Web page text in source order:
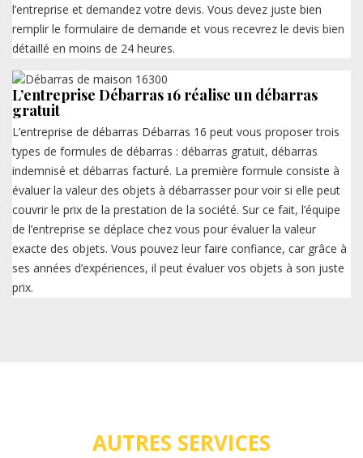
l’entreprise et demandez votre devis. Vous devez juste bien
remplir le formulaire de demande et vous recevrez le devis bien
détaillé en moins de 24 heures.
L’entreprise Débarras 16 réalise un débarras
gratuit
L’entreprise de débarras Débarras 16 peut vous proposer trois
types de formules de débarras : débarras gratuit, débarras
indemnisé et débarras facturé. La première formule consiste à
évaluer la valeur des objets à débarrasser pour voir si elle peut
couvrir le prix de la prestation de la société. Sur ce fait, l’équipe
de l’entreprise se déplace chez vous pour évaluer la valeur
exacte des objets. Vous pouvez leur faire confiance, car grâce à
ses années d’expériences, il peut évaluer vos objets à son juste
prix.
AUTRES SERVICES